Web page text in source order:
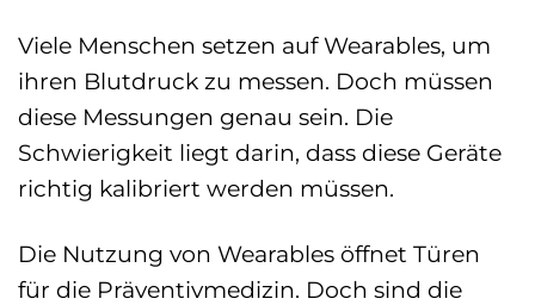
Viele Menschen setzen auf Wearables, um
ihren Blutdruck zu messen. Doch müssen
diese Messungen genau sein. Die
Schwierigkeit liegt darin, dass diese Geräte
richtig kalibriert werden müssen.
Die Nutzung von Wearables öffnet Türen
für die Präventivmedizin. Doch sind die